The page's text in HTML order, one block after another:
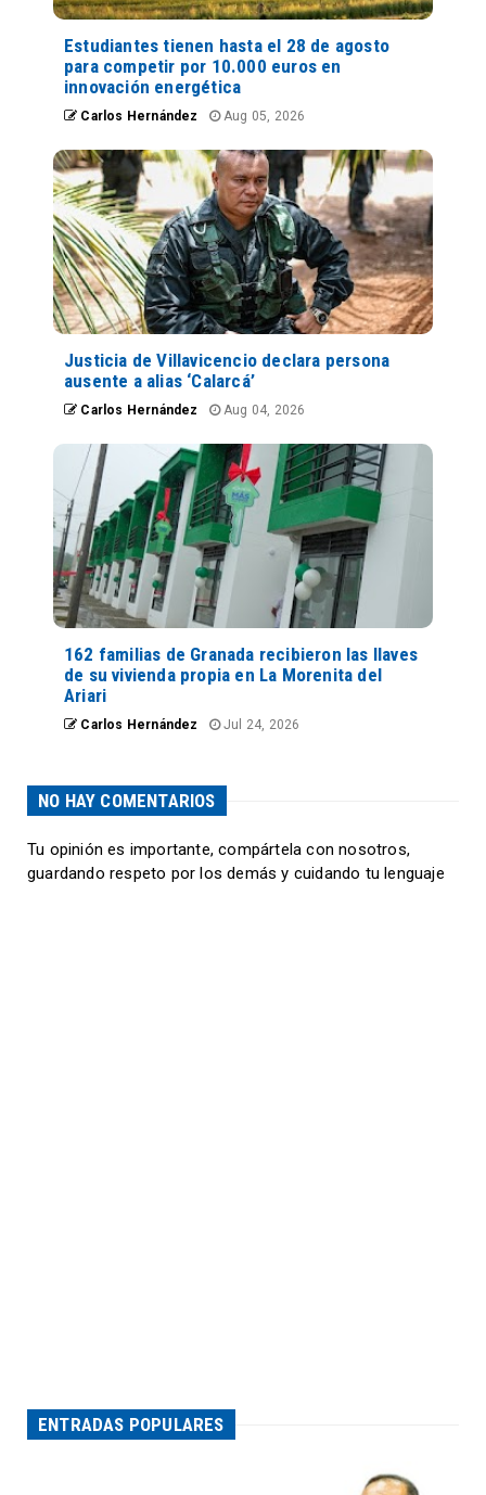
Estudiantes tienen hasta el 28 de agosto
para competir por 10.000 euros en
innovación energética
Carlos Hernández Aug 05, 2026
Justicia de Villavicencio declara persona
ausente a alias ‘Calarcá’
Carlos Hernández Aug 04, 2026
162 familias de Granada recibieron las llaves
de su vivienda propia en La Morenita del
Ariari
Carlos Hernández Jul 24, 2026
NO HAY COMENTARIOS
Tu opinión es importante, compártela con nosotros,
guardando respeto por los demás y cuidando tu lenguaje
ENTRADAS POPULARES